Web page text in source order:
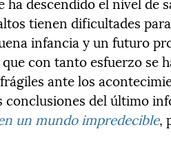
tienen dificultades
infancia y un futuro
con tanto esfuerzo se
ante los
conclusiones del último
un mundo impredecible,